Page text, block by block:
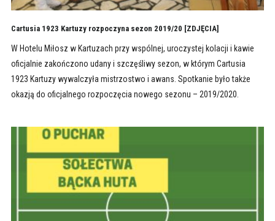
Cartusia 1923 Kartuzy rozpoczyna sezon 2019/20 [ZDJĘCIA]
W Hotelu Miłosz w Kartuzach przy wspólnej, uroczystej kolacji i kawie
oficjalnie zakończono udany i szczęśliwy sezon, w którym Cartusia
1923 Kartuzy wywalczyła mistrzostwo i awans. Spotkanie było także
okazją do oficjalnego rozpoczęcia nowego sezonu – 2019/2020.